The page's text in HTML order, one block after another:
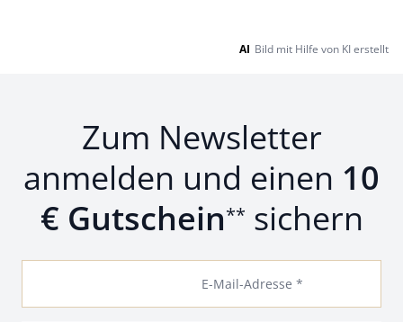
AI Bild mit Hilfe von KI erstellt
Zum Newsletter
anmelden und einen 10
€ Gutschein** sichern
E-Mail-Adresse *